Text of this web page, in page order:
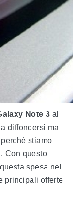
Note 3 al
diffondersi ma
stiamo
Con questo
spesa nel
principali offerte